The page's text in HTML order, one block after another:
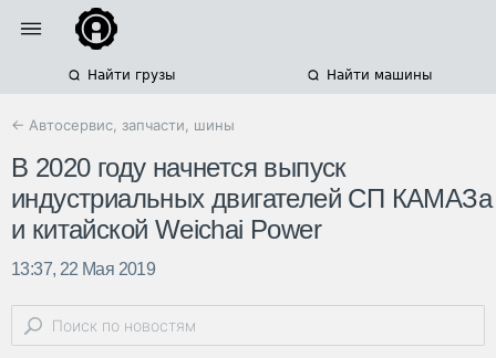
Найти грузы Найти машины
← Автосервис, запчасти, шины
В 2020 году начнется выпуск
индустриальных двигателей СП КАМАЗа
и китайской Weichai Power
13:37, 22 Мая 2019